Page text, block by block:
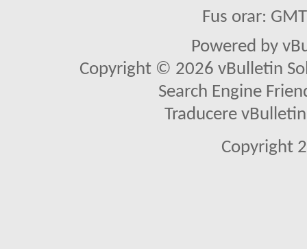
Fus orar:
Powered by
Copyright © 2026 vBulletin
Search Engine
Traducere
Copyright